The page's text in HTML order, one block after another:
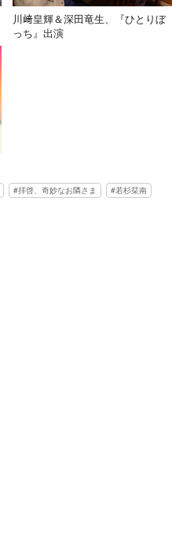
川﨑皇輝＆深田竜生、『ひとりぼ
っち』出演
拝啓、奇妙なお隣さま
若杉栞南